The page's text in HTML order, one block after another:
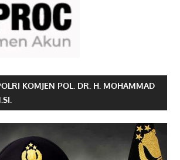
KOMJEN POL. DR. H. MOHAMMAD